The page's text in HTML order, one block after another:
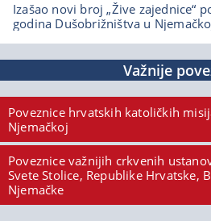
Izašao novi broj „Žive zajednice“
godina Dušobrižništva u
Važnije
Poveznice hrvatskih katoličkih
Njemačkoj
Poveznice važnijih crkvenih
Svete Stolice, Republike Hrvatske,
Njemačke